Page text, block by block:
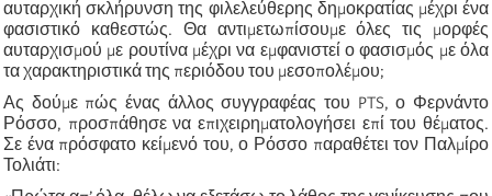
αυταρχική σκλήρυνση της φιλελεύθερης δημοκρατίας μέχρι ένα
φασιστικό καθεστώς. Θα αντιμετωπίσουμε όλες τις μορφές
αυταρχισμού με ρουτίνα μέχρι να εμφανιστεί ο φασισμός με όλα
τα χαρακτηριστικά της περιόδου του μεσοπολέμου;
Ας δούμε πώς ένας άλλος συγγραφέας του PTS, ο Φερνάντο
Ρόσσο, προσπάθησε να επιχειρηματολογήσει επί του θέματος.
Σε ένα πρόσφατο κείμενό του, ο Ρόσσο παραθέτει τον Παλμίρο
Τολιάτι: